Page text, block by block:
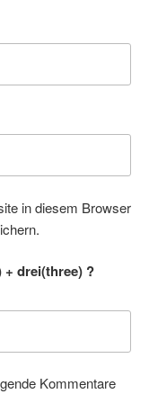
in diesem Browser
drei(three) ?
Kommentare